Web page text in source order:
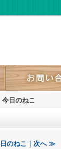
今日のねこ
のねこ｜次へ ≫